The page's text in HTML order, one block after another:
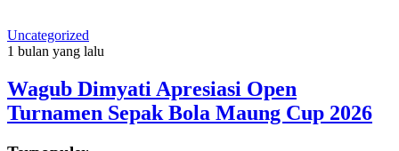
Uncategorized
1 bulan yang lalu
Wagub Dimyati Apresiasi Open
Turnamen Sepak Bola Maung Cup 2026